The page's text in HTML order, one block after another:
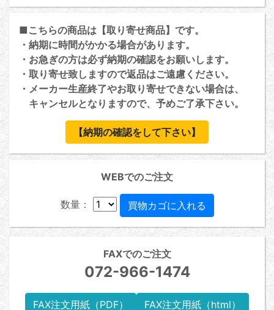
■こちらの商品は【取り寄せ商品】です。
・納期に時間がかかる場合があります。
・お急ぎの方は必ず納期の確認をお願いします。
・取り寄せ致しますので返品はご遠慮ください。
・メーカー生産終了やお取り寄せできない場合は、
キャンセルとなりますので、予めご了承下さい。
【納期の確認をして下さい】
WEBでのご注文
数量：
FAXでのご注文
072-966-1474
FAX注文用紙（PDF） FAX注文用紙（html）